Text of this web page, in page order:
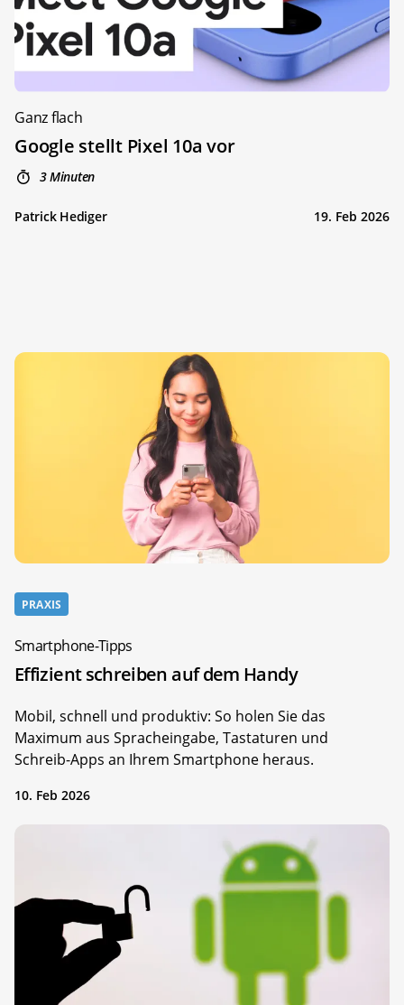
Ganz flach
Google stellt Pixel 10a vor
3 Minuten
Patrick Hediger 19. Feb 2026
PRAXIS
Smartphone-Tipps
Effizient schreiben auf dem Handy
Mobil, schnell und produktiv: So holen Sie das
Maximum aus Spracheingabe, Tastaturen und
Schreib-Apps an Ihrem Smartphone heraus.
10. Feb 2026